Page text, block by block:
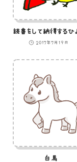
2017年7月19日
白馬